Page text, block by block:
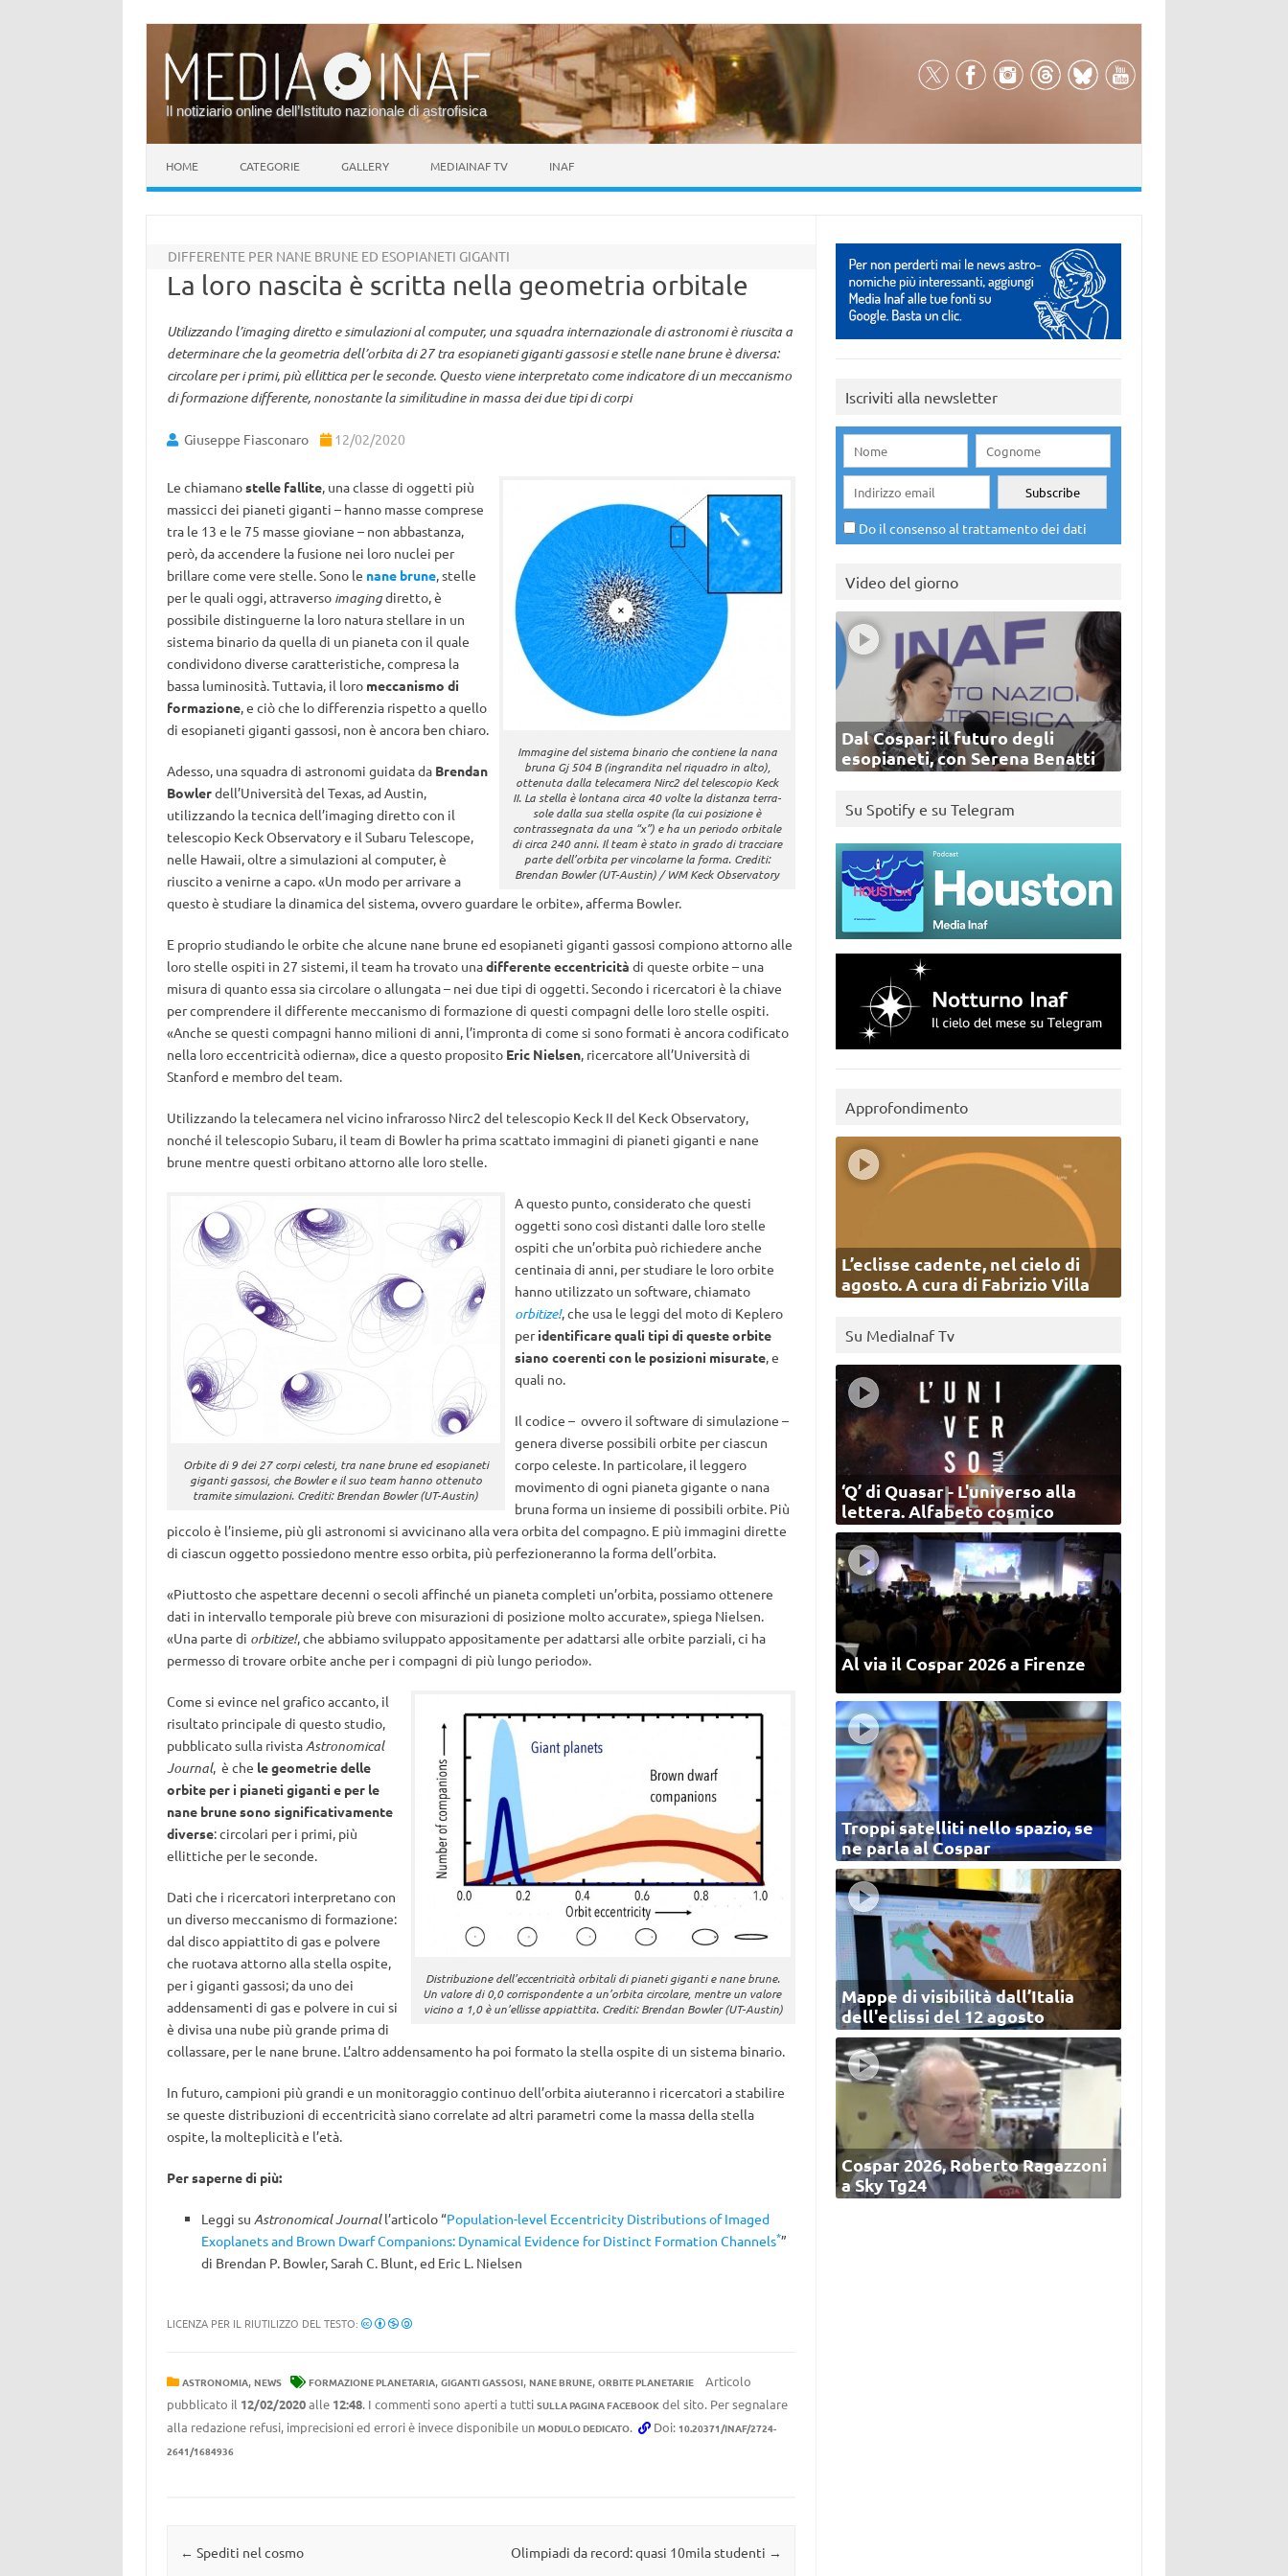
Il notiziario online dell’Istituto nazionale di astrofisica
HOME CATEGORIE GALLERY MEDIAINAF TV INAF
DIFFERENTE PER NANE BRUNE ED ESOPIANETI GIGANTI
La loro nascita è scritta nella geometria orbitale
Utilizzando l’imaging diretto e simulazioni al computer, una squadra internazionale di astronomi è riuscita a
determinare che la geometria dell’orbita di 27 tra esopianeti giganti gassosi e stelle nane brune è diversa:
circolare per i primi, più ellittica per le seconde. Questo viene interpretato come indicatore di un meccanismo
di formazione differente, nonostante la similitudine in massa dei due tipi di corpi
Giuseppe Fiasconaro 12/02/2020
Immagine del sistema binario che contiene la nana
bruna Gj 504 B (ingrandita nel riquadro in alto),
ottenuta dalla telecamera Nirc2 del telescopio Keck
II. La stella è lontana circa 40 volte la distanza terra-
sole dalla sua stella ospite (la cui posizione è
contrassegnata da una “x”) e ha un periodo orbitale
di circa 240 anni. Il team è stato in grado di tracciare
parte dell’orbita per vincolarne la forma. Crediti:
Brendan Bowler (UT-Austin) / WM Keck Observatory
Le chiamanostelle fallite, una classe di oggetti più
massicci dei pianeti giganti – hanno masse comprese
tra le 13 e le 75 masse gioviane – non abbastanza,
però, da accendere la fusione nei loro nuclei per
brillare come vere stelle. Sono le nane brune, stelle
per le quali oggi, attraverso imagingdiretto, è
possibile distinguerne la loro natura stellare in un
sistema binario da quella di un pianeta con il quale
condividono diverse caratteristiche, compresa la
bassa luminosità. Tuttavia, il loro meccanismo di
formazione, e ciò che lo differenzia rispetto a quello
di esopianeti giganti gassosi, non è ancora ben chiaro.
Adesso, una squadra di astronomi guidata da Brendan
Bowlerdell’Università del Texas, ad Austin,
utilizzando la tecnica dell’imaging diretto con il
telescopio Keck Observatory e il Subaru Telescope,
nelle Hawaii, oltre a simulazioni al computer, è
riuscito a venirne a capo. «Un modo per arrivare a
questo è studiare la dinamica del sistema, ovvero guardare le orbite», afferma Bowler.
E proprio studiando le orbite che alcune nane brune ed esopianeti giganti gassosi compiono attorno alle
loro stelle ospiti in 27 sistemi, il team ha trovato unadifferente eccentricità di queste orbite – una
misura di quanto essa sia circolare o allungata – nei due tipi di oggetti. Secondo i ricercatori è la chiave
per comprendere il differente meccanismo di formazione di questi compagni delle loro stelle ospiti.
«Anche se questi compagni hanno milioni di anni, l’impronta di come si sono formati è ancora codificato
nella loro eccentricità odierna», dice a questo proposito Eric Nielsen, ricercatore all’Università di
Stanford e membro del team.
Utilizzando la telecamera nel vicino infrarosso Nirc2 del telescopio Keck II del Keck Observatory,
nonché il telescopio Subaru, il team di Bowler ha prima scattato immagini di pianeti giganti e nane
brune mentre questi orbitano attorno alle loro stelle.
Orbite di 9 dei 27 corpi celesti, tra nane brune ed esopianeti
giganti gassosi, che Bowler e il suo team hanno ottenuto
tramite simulazioni. Crediti: Brendan Bowler (UT-Austin)
A questo punto, considerato che questi
oggetti sono così distanti dalle loro stelle
ospiti che un’orbita può richiedere anche
centinaia di anni, per studiare le loro orbite
hanno utilizzato un software, chiamato
orbitize!, che usa le leggi del moto di Keplero
peridentificare quali tipi di queste orbite
siano coerenti con le posizioni misurate, e
quali no.
Il codice – ovvero il software di simulazione –
genera diverse possibili orbite per ciascun
corpo celeste. In particolare, il leggero
movimento di ogni pianeta gigante o nana
bruna forma un insieme di possibili orbite. Più
piccolo è l’insieme, più gli astronomi si avvicinano alla vera orbita del compagno. E più immagini dirette
di ciascun oggetto possiedono mentre esso orbita, più perfezioneranno la forma dell’orbita.
«Piuttosto che aspettare decenni o secoli affinché un pianeta completi un’orbita, possiamo ottenere
dati in intervallo temporale più breve con misurazioni di posizione molto accurate», spiega Nielsen.
«Una parte di orbitize!, che abbiamo sviluppato appositamente per adattarsi alle orbite parziali, ci ha
permesso di trovare orbite anche per i compagni di più lungo periodo».
Distribuzione dell’eccentricità orbitali di pianeti giganti e nane brune.
Un valore di 0,0 corrispondente a un’orbita circolare, mentre un valore
vicino a 1,0 è un’ellisse appiattita. Crediti: Brendan Bowler (UT-Austin)
Come si evince nel grafico accanto, il
risultato principale di questo studio,
pubblicato sulla rivistaAstronomical
Journal, è che le geometrie delle
orbite per i pianeti giganti e per le
nane brune sono significativamente
diverse: circolari per i primi, più
ellittiche per le seconde.
Dati che i ricercatori interpretano con
un diverso meccanismo di formazione:
dal disco appiattito di gas e polvere
che ruotava attorno alla stella ospite,
per i giganti gassosi; da uno dei
addensamenti di gas e polvere in cui si
è divisa una nube più grande prima di
collassare, per le nane brune. L’altro addensamento ha poi formato la stella ospite di un sistema binario.
In futuro, campioni più grandi e un monitoraggio continuo dell’orbita aiuteranno i ricercatori a stabilire
se queste distribuzioni di eccentricità siano correlate ad altri parametri come la massa della stella
ospite, la molteplicità e l’età.
Per saperne di più:
Leggi su Astronomical Journall’articolo “Population-level Eccentricity Distributions of Imaged
Exoplanets and Brown Dwarf Companions: Dynamical Evidence for Distinct Formation Channels*”
di Brendan P. Bowler,Sarah C. Blunt, ed Eric L. Nielsen
LICENZA PER IL RIUTILIZZO DEL TESTO:
ASTRONOMIA, NEWS FORMAZIONE PLANETARIA, GIGANTI GASSOSI, NANE BRUNE, ORBITE PLANETARIE
Articolo
pubblicato il 12/02/2020alle 12:48. I commenti sono aperti a tutti SULLA PAGINA FACEBOOKdel sito. Per segnalare
alla redazione refusi, imprecisioni ed errori è invece disponibile un MODULO DEDICATO. Doi: 10.20371/INAF/2724-
2641/1684936
Navigazione articolo
← Spediti nel cosmo Olimpiadi da record: quasi 10mila studenti →
Iscriviti alla newsletter
Do il consenso al trattamento dei dati
Video del giorno
Dal Cospar: il futuro degli
esopianeti, con Serena Benatti
Su Spotify e su Telegram
Approfondimento
L’eclisse cadente, nel cielo di
agosto. A cura di Fabrizio Villa
Su MediaInaf Tv
‘Q’ di Quasar - L'universo alla
lettera. Alfabeto cosmico
Al via il Cospar 2026 a Firenze
Troppi satelliti nello spazio, se
ne parla al Cospar
Mappe di visibilità dall’Italia
dell'eclissi del 12 agosto
Cospar 2026, Roberto Ragazzoni
a Sky Tg24